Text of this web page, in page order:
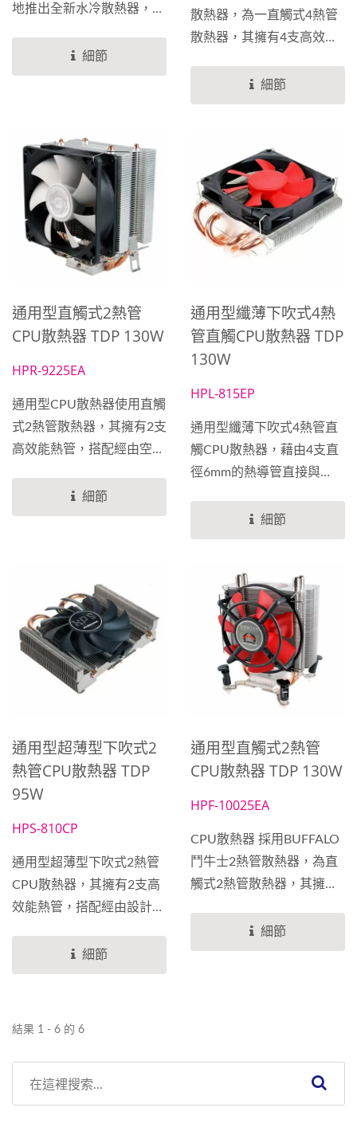
地推出全新水冷散熱器，專
電腦發燒友而設計。這款冷
卻解決方案擁有獨特的泵浦
能。利用純銅鍍鎳高密度微
水道和高密度水冷排，迅速
將熱量從處理器移除，確保
系統運行順暢。配備ARGB
直流PWM風扇，您可以自
定義燈光效果，為您的機殼
增添個性化風格。通用型設
無論您的系統配置為何，均
能輕鬆安裝。無論您是追求
極致性能還是需要可靠的散
熱器都能滿足您的需求。立
即升級到我們的水冷散熱
器，體驗超越期待的冷卻效
果，讓您的系統始終保持在
最佳狀態下運行。
細節
散熱器，為一直觸式4熱管
散熱器，其擁有4支高效能
計鋁鰭片，以及
EVERCOOL高效能PWM直
產生的廢熱排除，最高解熱
瓦數可以到達180W，其尺
寸控制在125...
細節
通用型直觸式2熱管
CPU散熱器 TDP 130W
HPR-9225EA
通用型CPU散熱器使用直觸
式2熱管散熱器，其擁有2支
高效能熱管，搭配經由空氣
EVERCOOL...細節
通用型纖薄下吹式4熱
管直觸CPU散熱器 TDP
130W
HPL-815EP
通用型纖薄下吹式4熱管直
觸CPU散熱器，藉由4支直
徑6mm的熱導管直接與
可達130W，讓CPU的廢熱
能可以更迅速地被帶走，有
PWM功能的8公分風扇，
放置於散熱鰭片的上方，可
幫助風流更順暢，同時能經
由偵測到的CPU溫度來自動
調解風扇轉速，最高可達
4000RPM，使熱氣的排散
顧。
細節
通用型超薄型下吹式2
熱管CPU散熱器 TDP
95W
HPS-810CP
通用型超薄型下吹式2熱管
CPU散熱器，其擁有2支高
效能熱管，搭配經由設計鋁
扇配置EVERCOOL...
細節
通用型直觸式2熱管
CPU散熱器 TDP 130W
HPF-10025EA
CPU散熱器 採用BUFFALO
鬥牛士2熱管散熱器，為直
觸式2熱管散熱器，其擁有2
計鋁鰭片與獨特LOGO公牛
樣式呈現，風扇配置
細節
結果 1 - 6 的 6